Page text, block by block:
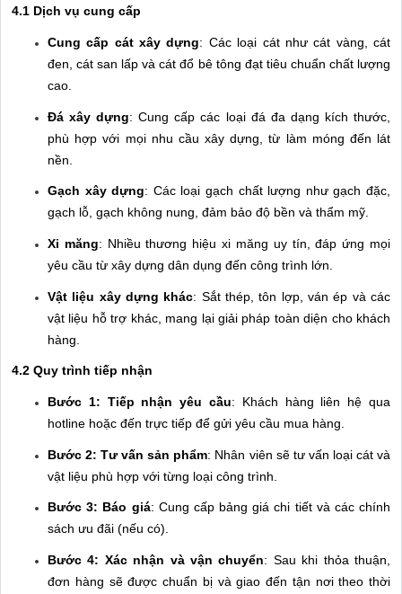
4.1 Dịch vụ cung cấp
Cung cấp cát xây dựng: Các loại cát như cát vàng, cát
đen, cát san lấp và cát đổ bê tông đạt tiêu chuẩn chất lượng
cao.
Đá xây dựng: Cung cấp các loại đá đa dạng kích thước,
phù hợp với mọi nhu cầu xây dựng, từ làm móng đến lát
nền.
Gạch xây dựng: Các loại gạch chất lượng như gạch đặc,
gạch lỗ, gạch không nung, đảm bảo độ bền và thẩm mỹ.
Xi măng: Nhiều thương hiệu xi măng uy tín, đáp ứng mọi
yêu cầu từ xây dựng dân dụng đến công trình lớn.
Vật liệu xây dựng khác: Sắt thép, tôn lợp, ván ép và các
vật liệu hỗ trợ khác, mang lại giải pháp toàn diện cho khách
hàng.
4.2 Quy trình tiếp nhận
Bước 1: Tiếp nhận yêu cầu: Khách hàng liên hệ qua
hotline hoặc đến trực tiếp để gửi yêu cầu mua hàng.
Bước 2: Tư vấn sản phẩm: Nhân viên sẽ tư vấn loại cát và
vật liệu phù hợp với từng loại công trình.
Bước 3: Báo giá: Cung cấp bảng giá chi tiết và các chính
sách ưu đãi (nếu có).
Bước 4: Xác nhận và vận chuyển: Sau khi thỏa thuận,
đơn hàng sẽ được chuẩn bị và giao đến tận nơi theo thời